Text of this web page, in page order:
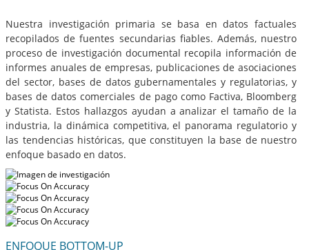
Nuestra investigación primaria se basa en datos factuales
recopilados de fuentes secundarias fiables. Además, nuestro
proceso de investigación documental recopila información de
informes anuales de empresas, publicaciones de asociaciones
del sector, bases de datos gubernamentales y regulatorias, y
bases de datos comerciales de pago como Factiva, Bloomberg
y Statista. Estos hallazgos ayudan a analizar el tamaño de la
industria, la dinámica competitiva, el panorama regulatorio y
las tendencias históricas, que constituyen la base de nuestro
enfoque basado en datos.
ENFOQUE BOTTOM-UP